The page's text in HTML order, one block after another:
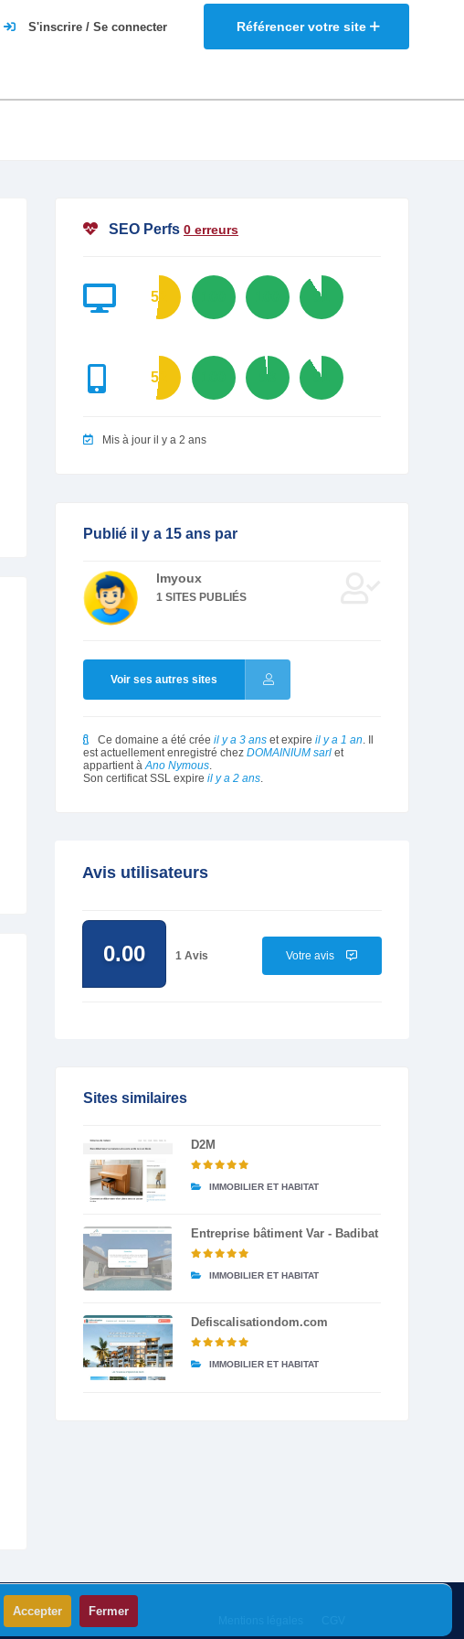
Référencer votre site
S'inscrire / Se connecter
SEO Perfs 0 erreurs
52 91
52 98 91
Mis à jour il y a 2 ans
Publié il y a 15 ans par
lmyoux
1 SITES PUBLIÉS
Voir ses autres sites
Ce domaine a été crée il y a 3 ans et expire il y a 1 an. Il
est actuellement enregistré chez DOMAINIUM sarl et
appartient àAno Nymous.
Son certificat SSL expire il y a 2 ans.
Avis utilisateurs
0.00 1 Avis Votre avis
Sites similaires
D2M
IMMOBILIER ET HABITAT
Entreprise bâtiment Var - Badibat
IMMOBILIER ET HABITAT
Defiscalisationdom.com
IMMOBILIER ET HABITAT
Accepter Fermer